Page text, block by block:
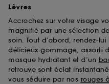
Lèvres
Accrochez sur votre visage
magnifié par une sélection
soin. Tout d’abord, rendez-
délicieux gommage, assorti
masque hydratant et d’un
retrouve sont éclat
vous séduire par nos rouges